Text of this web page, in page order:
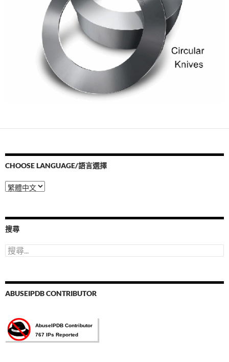
CHOOSE LANGUAGE/語言選擇
Choose
Language/
選
擇
搜尋
搜
尋
字:
ABUSEIPDB CONTRIBUTOR